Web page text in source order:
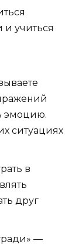
учиться
эмоцию.
ситуациях
в
друг
—